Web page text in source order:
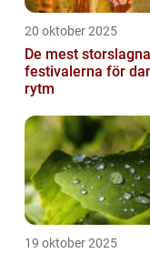
20 oktober 2025
De mest storslagna
festivalerna för
rytm
19 oktober 2025